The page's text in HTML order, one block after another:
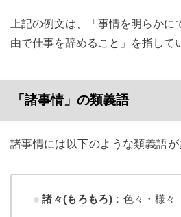
上記の例文は、「事情を明らか
由で仕事を辞めること」を指して
「諸事情」の類義語
諸事情には以下のような類義語が
諸々(もろもろ) ：色々・様々